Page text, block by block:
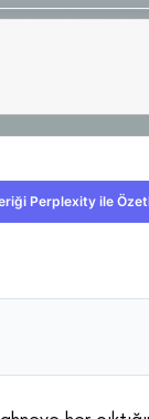
Perplexity ile